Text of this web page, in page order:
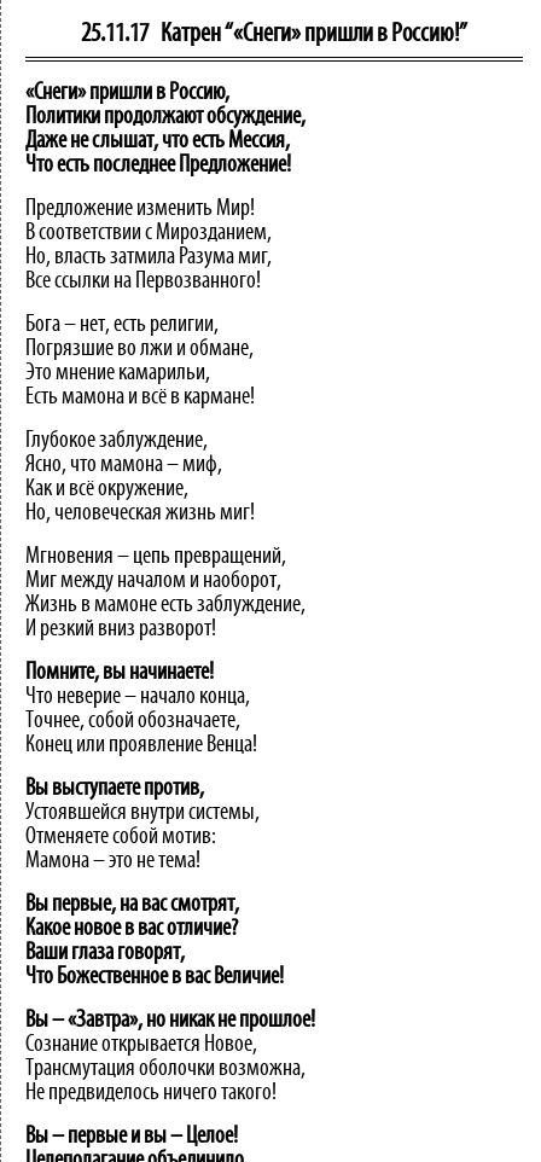
25.11.17 Катрен “«Снеги» пришли в Россию!”
«Снеги» пришли в Россию,
Политики продолжают обсуждение,
Даже не слышат, что есть Мессия,
Что есть последнее Предложение!
Предложение изменить Мир!
В соответствии с Мирозданием,
Но, власть затмила Разума миг,
Все ссылки на Первозванного!
Бога – нет, есть религии,
Погрязшие во лжи и обмане,
Это мнение камарильи,
Есть мамона и всё в кармане!
Глубокое заблуждение,
Ясно, что мамона – миф,
Как и всё окружение,
Но, человеческая жизнь миг!
Мгновения – цепь превращений,
Миг между началом и наоборот,
Жизнь в мамоне есть заблуждение,
И резкий вниз разворот!
Помните, вы начинаете!
Что неверие – начало конца,
Точнее, собой обозначаете,
Конец или проявление Венца!
Вы выступаете против,
Устоявшейся внутри системы,
Отменяете собой мотив:
Мамона – это не тема!
Вы первые, на вас смотрят,
Какое новое в вас отличие?
Ваши глаза говорят,
Что Божественное в вас Величие!
Вы–«Завтра», но никак не прошлое!
Сознание открывается Новое,
Трансмутация оболочки возможна,
Не предвиделось ничего такого!
Вы – первые и вы – Целое!